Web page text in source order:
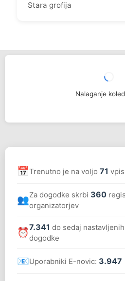
Stara grofija
Nalaganje
📅Trenutno je na voljo 71
👥Za dogodke skrbi 360
organizatorjev
⏰7.341 do sedaj
dogodke
📧Uporabniki E-novic: 3.947